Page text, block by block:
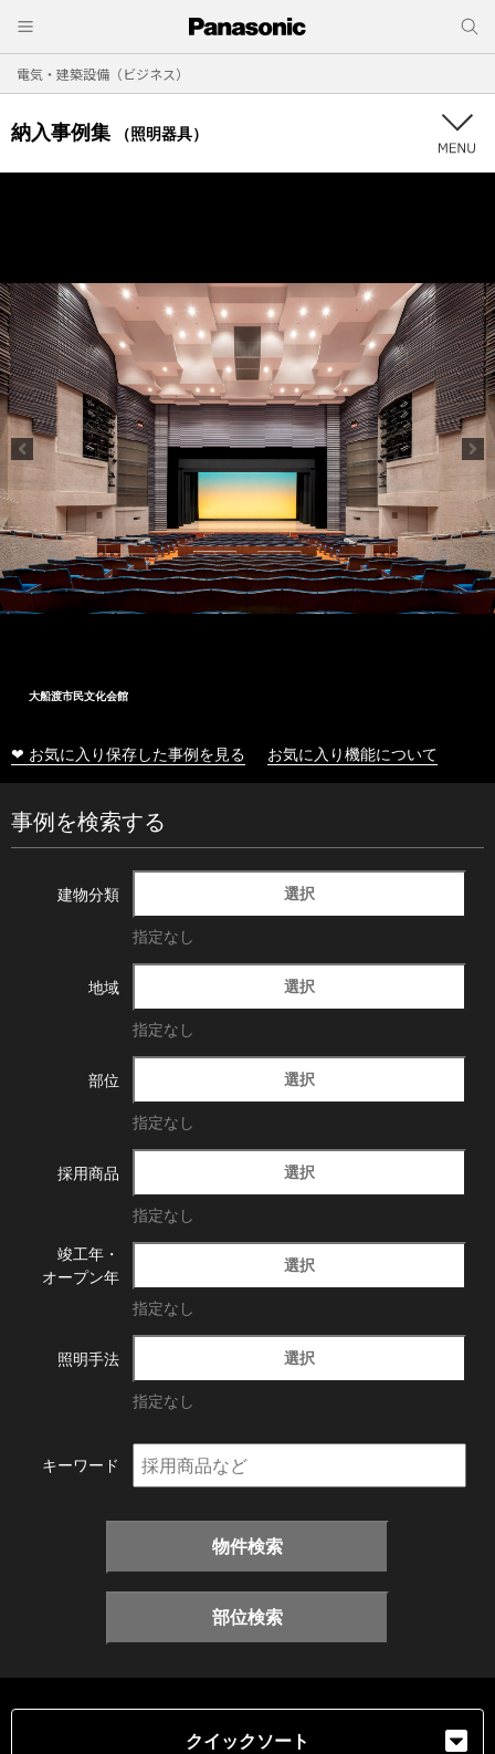
電気・建築設備（ビジネス）
納入事例集 （照明器具）
大船渡市民文化会館
❤ お気に入り保存した事例を見る お気に入り機能について
事例を検索する
建物分類 選択
指定なし
地域 選択
指定なし
部位 選択
指定なし
採用商品 選択
指定なし
竣工年・
オープン年
選択
指定なし
照明手法 選択
指定なし
キーワード
物件検索
部位検索
クイックソート